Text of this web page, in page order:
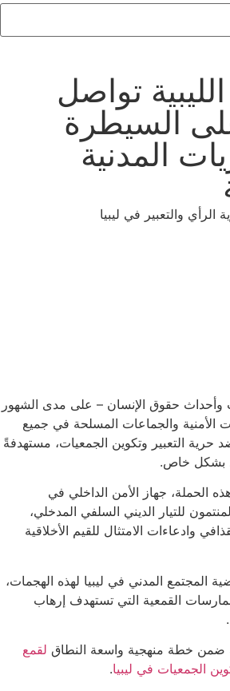
تواصل
السيطرة
المدنية
وأحداث حقوق الإنسان – على مدى الشهور
الأمنية والجماعات المسلحة في جميع
حرية التعبير وتكوين الجمعيات، مستهدفةً
بشكل خاص.
الحملة، جهاز الأمن الداخلي في
للتيار الديني السلفي المدخلي،
وادعاءات الامتثال للقيم الأخلاقية
المجتمع المدني في ليبيا لهذه الهجمات،
القمعية التي تستهدف إرهاب
ضمن خطة منهجية واسعة النطاق لقمع
الجمعيات في ليبيا.